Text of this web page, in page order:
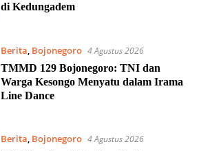
di Kedungadem
Berita Bojonegoro 4 Agustus 2026
TMMD 129 Bojonegoro: TNI dan
Warga Kesongo Menyatu dalam Irama
Line Dance
Berita, Bojonegoro 4 Agustus 2026